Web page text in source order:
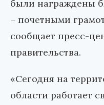
были награждены
– почетными
сообщает пресс-
правительства.
«Сегодня на
области работает